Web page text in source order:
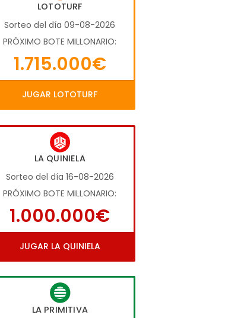
LOTOTURF
Sorteo del día 09-08-2026
PRÓXIMO BOTE MILLONARIO:
1.715.000€
JUGAR LOTOTURF
LA QUINIELA
Sorteo del día 16-08-2026
PRÓXIMO BOTE MILLONARIO:
1.000.000€
JUGAR LA QUINIELA
LA PRIMITIVA